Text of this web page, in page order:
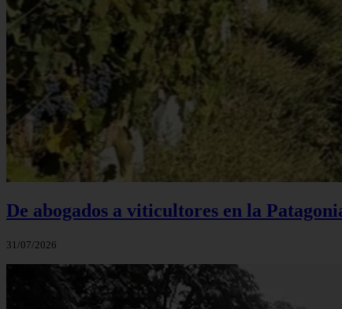
De abogados a viticultores en la
31/07/2026